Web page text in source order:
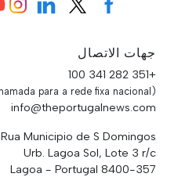
جهات الاتصال
+351 282 341 100
(Chamada para a rede fixa nacional)
info@theportugalnews.com
Rua Municipio de S Domingos
Urb. Lagoa Sol, Lote 3 r/c
8400-357 Lagoa - Portugal